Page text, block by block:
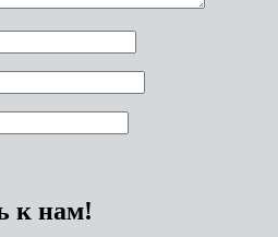
к нам!